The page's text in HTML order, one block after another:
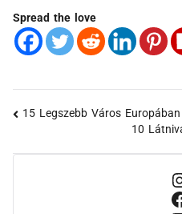
Spread the love
15 Legszebb Város
10